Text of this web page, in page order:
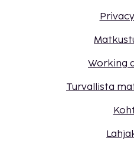
Working
Turvallista